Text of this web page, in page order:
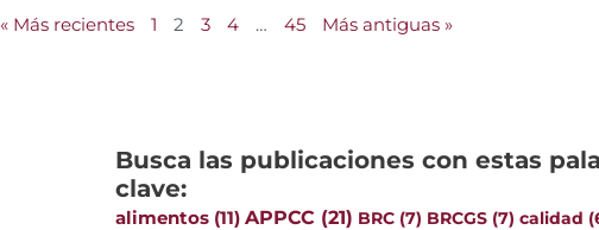
« Más recientes 1 2 3 4 … 45 Más antiguas »
Busca las publicaciones con estas
clave:
alimentos (11) APPCC (21) BRC (7) BRCGS (7) calidad